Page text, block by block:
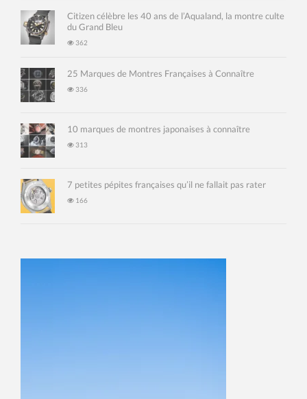
Citizen célèbre les 40 ans de l’Aqualand, la montre culte
du Grand Bleu
362
25 Marques de Montres Françaises à Connaître
336
10 marques de montres japonaises à connaître
313
7 petites pépites françaises qu’il ne fallait pas rater
166